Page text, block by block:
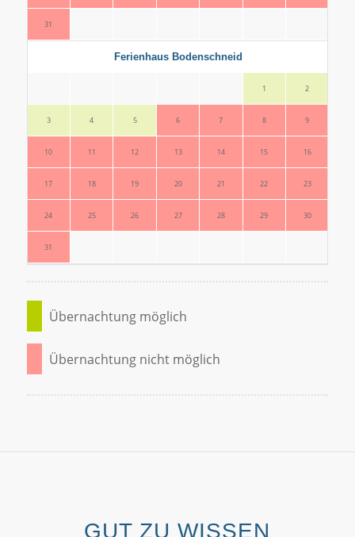
31
Ferienhaus Bodenschneid
1 2
3 4 5 6 7 8 9
10 11 12 13 14 15 16
17 18 19 20 21 22 23
24 25 26 27 28 29 30
31
Übernachtung möglich
Übernachtung nicht möglich
GUT ZU WISSEN